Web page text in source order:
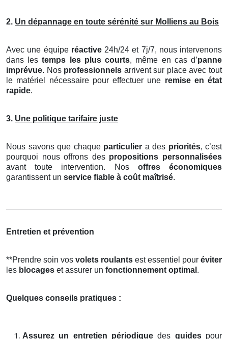
2. Un dépannage en toute sérénité sur Molliens au Bois
Avec une équipe réactive24h/24 et 7j/7, nous intervenons
dans lestemps les plus courts, même en cas d’panne
imprévue. Nos professionnels arrivent sur place avec tout
le matériel nécessaire pour effectuer une remise en état
rapide.
3. Une politique tarifaire juste
Nous savons que chaque particulier a des priorités, c’est
pourquoi nous offrons des propositions personnalisées
avant toute intervention. Nos offres économiques
garantissent un service fiable à coût maîtrisé.
Entretien et prévention
**Prendre soin vos volets roulants est essentiel pour éviter
les blocages et assurer un fonctionnement optimal .
Quelques conseils pratiques :
Assurez un entretien périodique des guidespour